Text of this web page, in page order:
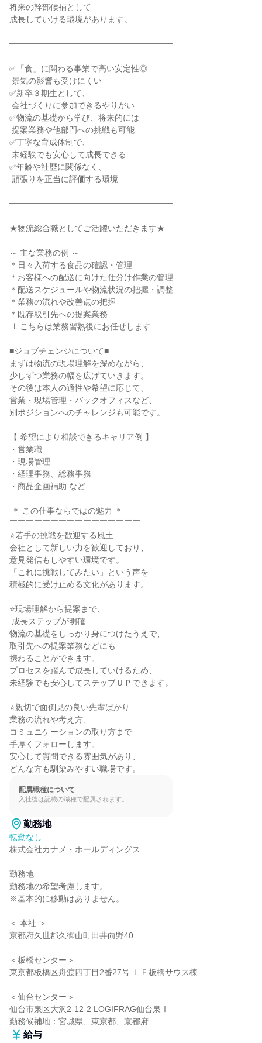
将来の幹部候補として
成長していける環境があります。
━━━━━━━━━━━━━━━━━━━━
✅「食」に関わる事業で高い安定性◎
✅新卒３期生として、
✅物流の基礎から学び、将来的には
✅丁寧な育成体制で、
✅年齢や社歴に関係なく、
━━━━━━━━━━━━━━━━━━━━
★物流総合職としてご活躍いただきます★
～ 主な業務の例 ～
＊日々入荷する食品の確認・管理
＊お客様への配送に向けた仕分け作業の管理
＊配送スケジュールや物流状況の把握・調整
＊業務の流れや改善点の把握
＊既存取引先への提案業務
■ジョブチェンジについて■
まずは物流の現場理解を深めながら、
少しずつ業務の幅を広げていきます。
その後は本人の適性や希望に応じて、
営業・現場管理・バックオフィスなど、
別ポジションへのチャレンジも可能です。
【 希望により相談できるキャリア例 】
・営業職
・現場管理
・経理事務、総務事務
・商品企画補助 など
￣￣￣￣￣￣￣￣￣￣￣￣￣￣￣￣
⭐若手の挑戦を歓迎する風土
会社として新しい力を歓迎しており、
意見発信もしやすい環境です。
「これに挑戦してみたい」という声を
積極的に受け止める文化があります。
⭐現場理解から提案まで、
物流の基礎をしっかり身につけたうえで、
取引先への提案業務などにも
携わることができます。
プロセスを踏んで成長していけるため、
未経験でも安心してステップＵＰできます。
⭐親切で面倒見の良い先輩ばかり
業務の流れや考え方、
コミュニケーションの取り方まで
手厚くフォローします。
安心して質問できる雰囲気があり、
どんな方も馴染みやすい職場です。
配属職種について
入社後は記載の職種で配属されます。
勤務地
転勤なし
株式会社カナメ・ホールディングス
勤務地
勤務地の希望考慮します。
※基本的に移動はありません。
＜ 本社 ＞
京都府久世郡久御山町田井向野40
＜板橋センター＞
東京都板橋区舟渡四丁目2番27号 ＬＦ板橋サウス棟
＜仙台センター＞
仙台市泉区大沢2-12-2 LOGIFRAG仙台泉Ⅰ
勤務候補地：宮城県、東京都、京都府
給与